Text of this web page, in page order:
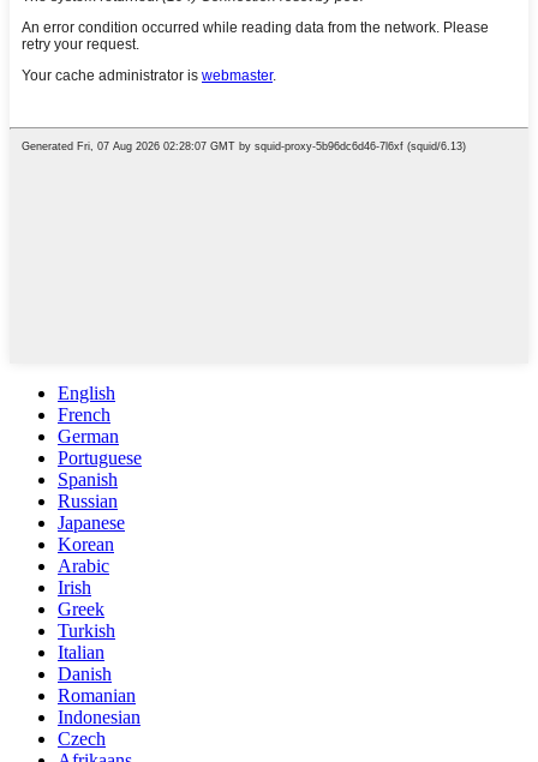
English
French
German
Portuguese
Spanish
Russian
Japanese
Korean
Arabic
Irish
Greek
Turkish
Italian
Danish
Romanian
Indonesian
Czech